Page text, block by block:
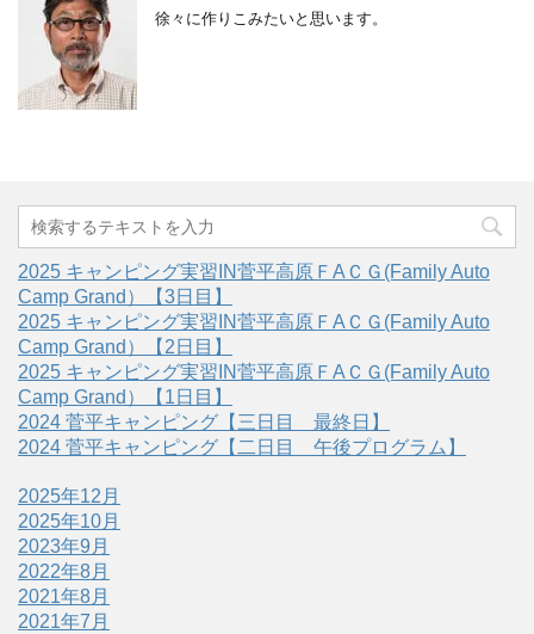
徐々に作りこみたいと思います。
2025 キャンピング実習IN菅平高原ＦAＣＧ(Family Auto
Camp Grand）【3日目】
2025 キャンピング実習IN菅平高原ＦAＣＧ(Family Auto
Camp Grand）【2日目】
2025 キャンピング実習IN菅平高原ＦAＣＧ(Family Auto
Camp Grand）【1日目】
2024 菅平キャンピング【三日目 最終日】
2024 菅平キャンピング【二日目 午後プログラム】
2025年12月
2025年10月
2023年9月
2022年8月
2021年8月
2021年7月